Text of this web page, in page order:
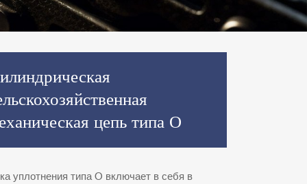
цепь типа О
уплотнения типа O включает в себя в